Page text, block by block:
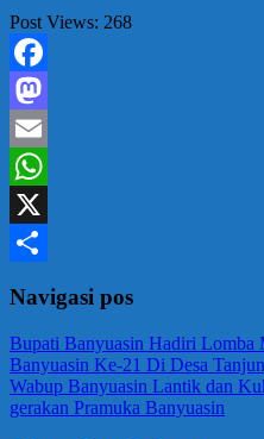
Post Views: 268
Facebook
Mastodon
Email
WhatsApp
X
Navigasi pos
Bupati Banyuasin Hadiri Lomba
Banyuasin Ke-21 Di Desa
Wabup Banyuasin Lantik dan
gerakan Pramuka Banyuasin